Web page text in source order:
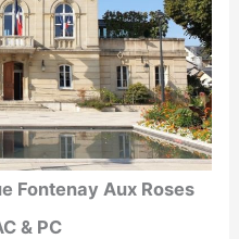
Fontenay Aux Roses
& PC